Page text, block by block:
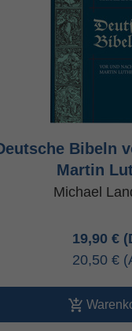
Bibeln
Martin
Michael
19,90 €
20,50 €